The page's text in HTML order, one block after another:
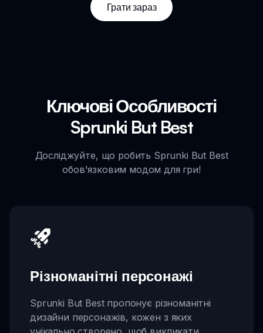
Грати зараз
Ключові Особливості
Sprunki But Best
Досліджуйте, що робить Sprunki But Best
обов'язковим модом для гри!
Різноманітні персонажі
Sprunki But Best пропонує різноманітні
дизайни персонажів, кожен з яких